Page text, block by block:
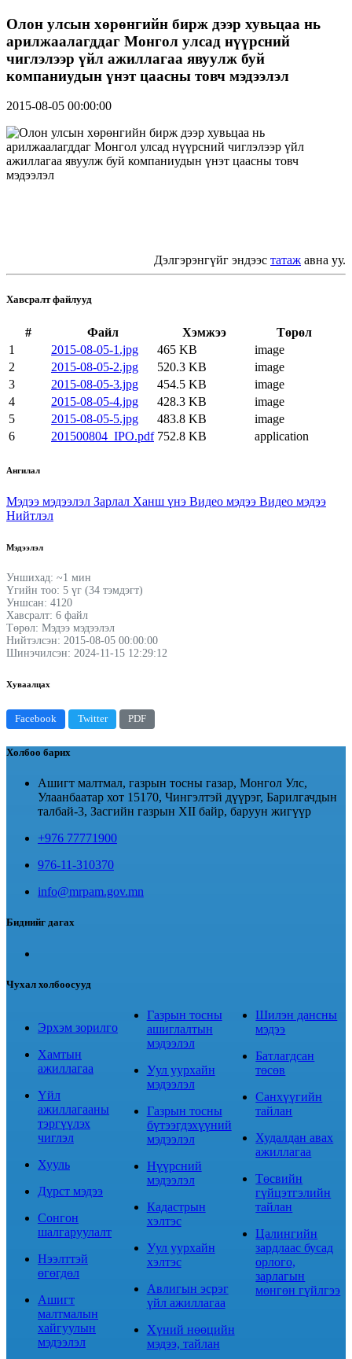
Олон улсын хөрөнгийн бирж дээр хувьцаа нь
арилжаалагддаг Монгол улсад нүүрсний
чиглэлээр үйл ажиллагаа явуулж буй
компаниудын үнэт цаасны товч мэдээлэл
2015-08-05 00:00:00
Дэлгэрэнгүйг эндээс татаж авна уу.
Хавсралт файлууд
# Файл Хэмжээ
Төрөл
1
2015-08-05-1.jpg 465 KB
image
2
2015-08-05-2.jpg 520.3 KB
image
3
2015-08-05-3.jpg 454.5 KB
image
4
2015-08-05-4.jpg 428.3 KB
image
5
2015-08-05-5.jpg 483.8 KB
image
6
201500804_IPO.pdf 752.8 KB application
Ангилал
Мэдээ мэдээлэл Зарлал Ханш үнэ Видео мэдээ Видео мэдээ
Нийтлэл
Мэдээлэл
Уншихад: ~1 мин
Үгийн тоо: 5 үг (34 тэмдэгт)
Уншсан: 4120
Хавсралт: 6 файл
Төрөл: Мэдээ мэдээлэл
Нийтэлсэн: 2015-08-05 00:00:00
Шинэчилсэн: 2024-11-15 12:29:12
Хуваалцах
Facebook Twitter PDF
Холбоо барих
Ашигт малтмал, газрын тосны газар, Монгол Улс,
Улаанбаатар хот 15170, Чингэлтэй дүүрэг, Барилгачдын
талбай-3, Засгийн газрын XII байр, баруун жигүүр
+976 77771900
976-11-310370
info@mrpam.gov.mn
Биднийг дагах
Чухал холбоосууд
Эрхэм зорилго
Хамтын
ажиллагаа
Үйл
ажиллагааны
тэргүүлэх
чиглэл
Хууль
Дүрст мэдээ
Сонгон
шалгаруулалт
Нээлттэй
өгөгдөл
Ашигт
малтмалын
хайгуулын
мэдээлэл
Газрын тосны
ашиглалтын
мэдээлэл
Уул уурхайн
мэдээлэл
Газрын тосны
бүтээгдэхүүний
мэдээлэл
Нүүрсний
мэдээлэл
Кадастрын
хэлтэс
Уул уурхайн
хэлтэс
Авлигын эсрэг
үйл ажиллагаа
Хүний нөөцийн
мэдээ, тайлан
Шилэн дансны
мэдээ
Батлагдсан
төсөв
Санхүүгийн
тайлан
Худалдан авах
ажиллагаа
Төсвийн
гүйцэтгэлийн
тайлан
Цалингийн
зардлаас бусад
орлого,
зарлагын
мөнгөн гүйлгээ